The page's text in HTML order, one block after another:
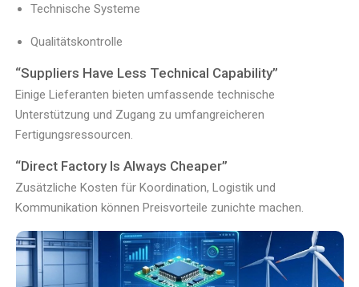
Technische Systeme
Qualitätskontrolle
“Suppliers Have Less Technical Capability”
Einige Lieferanten bieten umfassende technische
Unterstützung und Zugang zu umfangreicheren
Fertigungsressourcen.
“Direct Factory Is Always Cheaper”
Zusätzliche Kosten für Koordination, Logistik und
Kommunikation können Preisvorteile zunichte machen.